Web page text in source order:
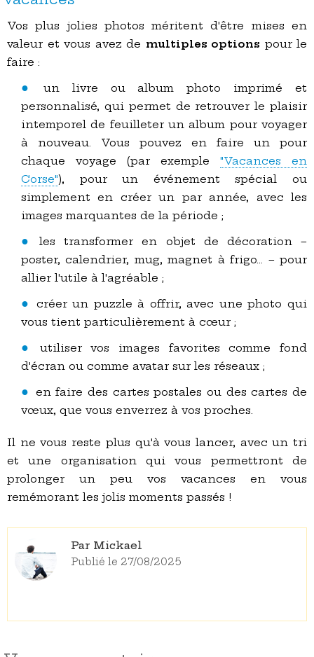
Vos plus jolies photos méritent d'être mises en
valeur et vous avez de multiples options pour le
faire :
un livre ou album photo imprimé et
personnalisé, qui permet de retrouver le plaisir
intemporel de feuilleter un album pour voyager
à nouveau. Vous pouvez en faire un pour
chaque voyage (par exemple "Vacances en
Corse"), pour un événement spécial ou
simplement en créer un par année, avec les
images marquantes de la période ;
les transformer en objet de décoration –
poster, calendrier, mug, magnet à frigo... – pour
allier l'utile à l'agréable ;
créer un puzzle à offrir, avec une photo qui
vous tient particulièrement à cœur ;
utiliser vos images favorites comme fond
d'écran ou comme avatar sur les réseaux ;
en faire des cartes postales ou des cartes de
vœux, que vous enverrez à vos proches.
Il ne vous reste plus qu'à vous lancer, avec un tri
et une organisation qui vous permettront de
prolonger un peu vos vacances en vous
remémorant les jolis moments passés !
Par Mickael
Publié le 27/08/2025